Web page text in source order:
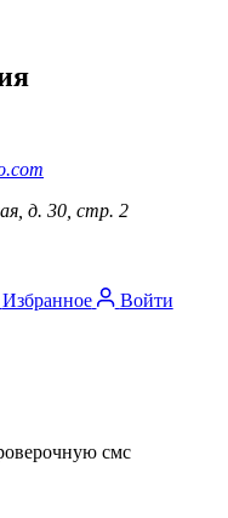
д. 30, стр. 2
Избранное Войти
смс